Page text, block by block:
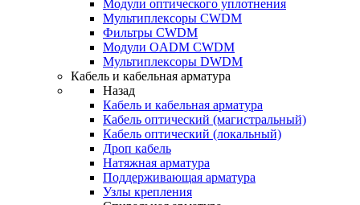
Модули оптического уплотнения
Мультиплексоры CWDM
Фильтры CWDM
Модули OADM CWDM
Мультиплексоры DWDM
Кабель и кабельная арматура
Назад
Кабель и кабельная арматура
Кабель оптический (магистральный)
Кабель оптический (локальный)
Дроп кабель
Натяжная арматура
Поддерживающая арматура
Узлы крепления